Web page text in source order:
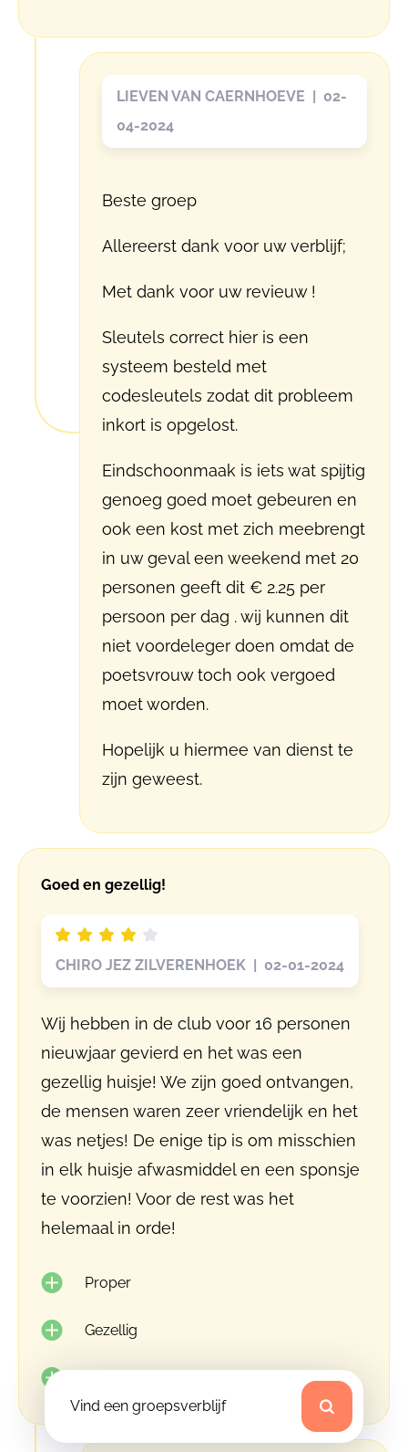
Vind een groepsverblijf
LIEVEN VAN CAERNHOEVE | 02-
04-2024
Beste groep
Allereerst dank voor uw verblijf;
Met dank voor uw revieuw !
Sleutels correct hier is een
systeem besteld met
codesleutels zodat dit probleem
inkort is opgelost.
Eindschoonmaak is iets wat spijtig
genoeg goed moet gebeuren en
ook een kost met zich meebrengt
in uw geval een weekend met 20
personen geeft dit € 2.25 per
persoon per dag . wij kunnen dit
niet voordeleger doen omdat de
poetsvrouw toch ook vergoed
moet worden.
Hopelijk u hiermee van dienst te
zijn geweest.
Goed en gezellig!
CHIRO JEZ ZILVERENHOEK | 02-01-2024
Wij hebben in de club voor 16 personen
nieuwjaar gevierd en het was een
gezellig huisje! We zijn goed ontvangen,
de mensen waren zeer vriendelijk en het
was netjes! De enige tip is om misschien
in elk huisje afwasmiddel en een sponsje
te voorzien! Voor de rest was het
helemaal in orde!
Proper
Gezellig